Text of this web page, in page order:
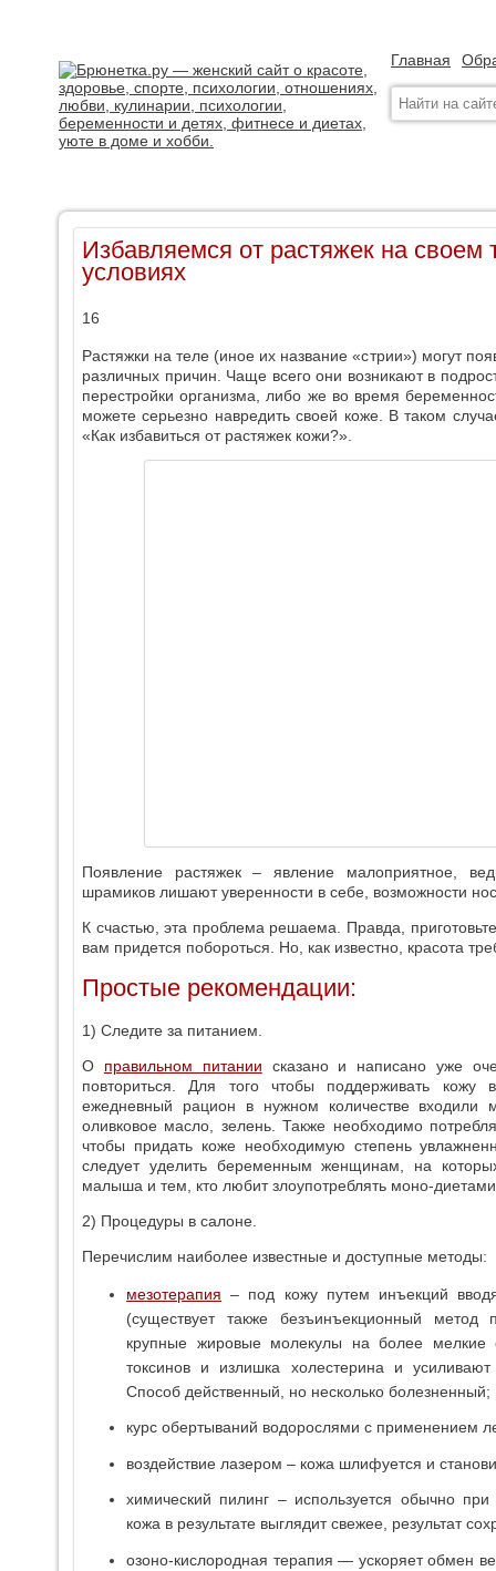
Главная
Избавляемся от растяжек на
условиях
16
Растяжки на теле (иное их название «стрии») могут
различных причин. Чаще всего они возникают в
перестройки организма, либо же во время
можете серьезно навредить своей коже. В таком
«Как избавиться от растяжек кожи?».
Появление растяжек – явление малоприятное,
шрамиков лишают уверенности в себе, возможности
К счастью, эта проблема решаема. Правда,
вам придется побороться. Но, как известно, красота
Простые рекомендации:
1) Следите за питанием.
О правильном питании сказано и написано уже
повториться. Для того чтобы поддерживать
ежедневный рацион в нужном количестве входили
оливковое масло, зелень. Также необходимо
чтобы придать коже необходимую степень
следует уделить беременным женщинам, на
малыша и тем, кто любит злоупотреблять моно-
2) Процедуры в салоне.
Перечислим наиболее известные и доступные методы:
мезотерапия – под кожу путем инъекций
(существует также безъинъекционный метод
крупные жировые молекулы на более мелкие
токсинов и излишка холестерина и
Способ действенный, но несколько болезненный;
курс обертываний водорослями с применением
воздействие лазером – кожа шлифуется и
химический пилинг – используется обычно
кожа в результате выглядит свежее, результат
озоно-кислородная терапия — ускоряет обмен